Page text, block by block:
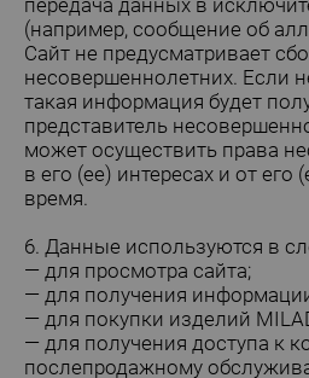
(например, сообщение об
Сайт не предусматривает
несовершеннолетних. Еcли
такая информация будет
представитель
может осуществить права
в его (ее) интересах и от
время.
6. Данные используются в
— для просмотра сайта;
— для получения
— для покупки изделий
— для получения доступа к
послепродажному